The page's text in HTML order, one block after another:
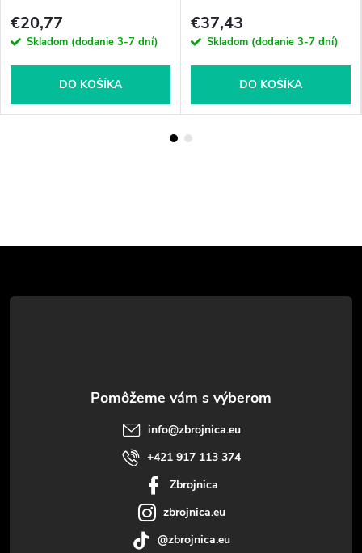
€20,77
Skladom (dodanie 3-7 dní)
DO KOŠÍKA
€37,43
Skladom (dodanie 3-7 dní)
DO KOŠÍKA
á
info@zbrojnica.eu
+421 917 113 374
Zbrojnica
zbrojnica.eu
@zbrojnica.eu